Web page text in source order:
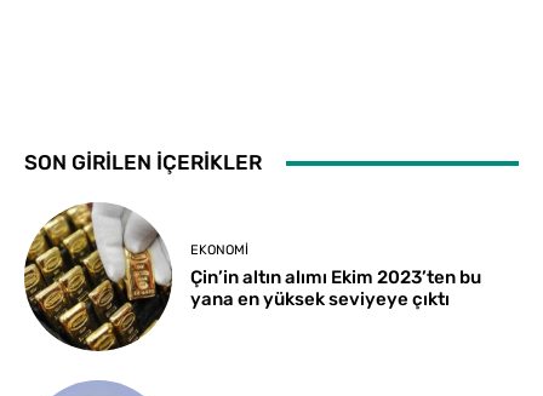
SON GİRİLEN İÇERİKLER
EKONOMI
Çin’in altın alımı Ekim 2023’ten bu
yana en yüksek seviyeye çıktı